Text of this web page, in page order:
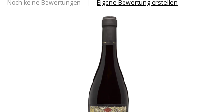
Noch keine Bewertungen | Eigene Bewertung erstellen